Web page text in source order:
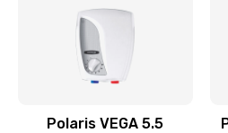
Замена заварного
Polaris VEGA 5.5